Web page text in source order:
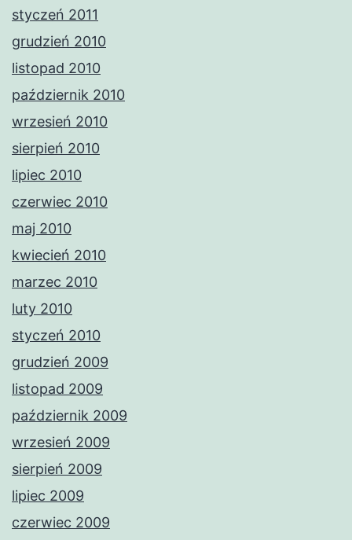
styczeń 2011
grudzień 2010
listopad 2010
październik 2010
wrzesień 2010
sierpień 2010
lipiec 2010
czerwiec 2010
maj 2010
kwiecień 2010
marzec 2010
luty 2010
styczeń 2010
grudzień 2009
listopad 2009
październik 2009
wrzesień 2009
sierpień 2009
lipiec 2009
czerwiec 2009